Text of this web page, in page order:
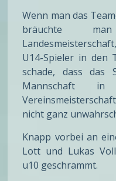
Wenn man das
bräuchte
U14-Spieler in den
schade, dass das
Mannschaft
nicht ganz
Knapp vorbei an
Lott und Lukas
u10 geschrammt.